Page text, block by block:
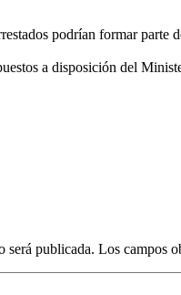
podrían formar
a disposición del
será publicada. Los campos